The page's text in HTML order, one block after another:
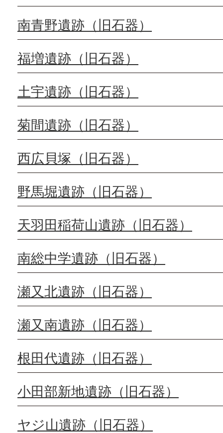
南青野遺跡（旧石器）
福増遺跡（旧石器）
土宇遺跡（旧石器）
菊間遺跡（旧石器）
西広貝塚（旧石器）
野馬堀遺跡（旧石器）
天羽田稲荷山遺跡（旧石器）
南総中学遺跡（旧石器）
瀬又北遺跡（旧石器）
瀬又南遺跡（旧石器）
根田代遺跡（旧石器）
小田部新地遺跡（旧石器）
ヤジ山遺跡（旧石器）